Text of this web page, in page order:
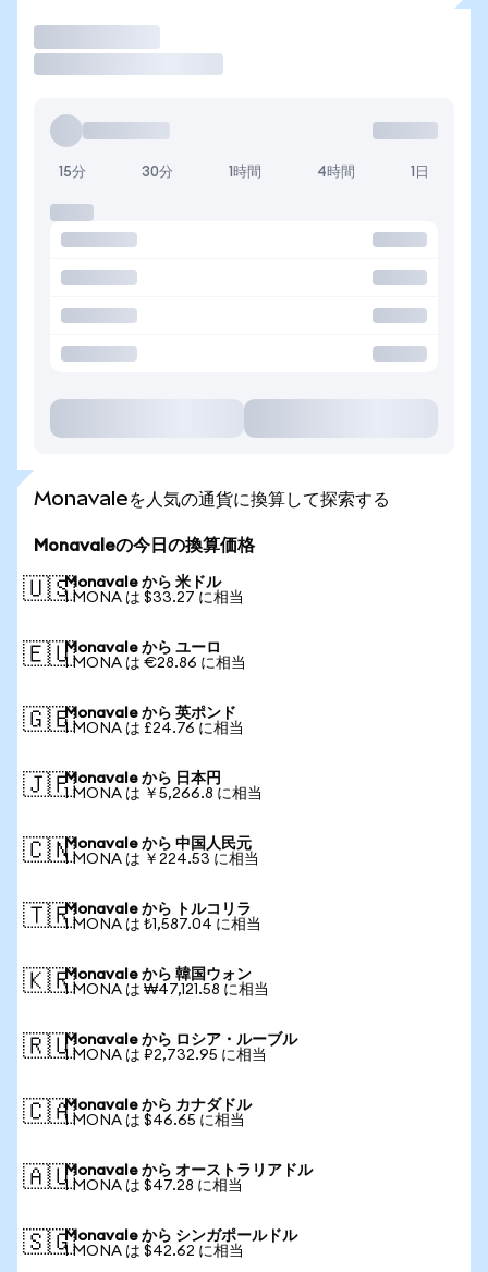
15分 30分 1時間 4時間 1日
Monavaleを人気の通貨に換算して探索する
Monavaleの今日の換算価格
🇺🇸Monavale から 米ドル
1 MONA は $33.27 に相当
🇪🇺Monavale から ユーロ
1 MONA は €28.86 に相当
🇬🇧Monavale から 英ポンド
1 MONA は £24.76 に相当
🇯🇵Monavale から 日本円
1 MONA は ￥5,266.8 に相当
🇨🇳Monavale から 中国人民元
1 MONA は ￥224.53 に相当
🇹🇷Monavale から トルコリラ
1 MONA は ₺1,587.04 に相当
🇰🇷Monavale から 韓国ウォン
1 MONA は ₩47,121.58 に相当
🇷🇺Monavale から ロシア・ルーブル
1 MONA は ₽2,732.95 に相当
🇨🇦Monavale から カナダドル
1 MONA は $46.65 に相当
🇦🇺Monavale から オーストラリアドル
1 MONA は $47.28 に相当
🇸🇬Monavale から シンガポールドル
1 MONA は $42.62 に相当